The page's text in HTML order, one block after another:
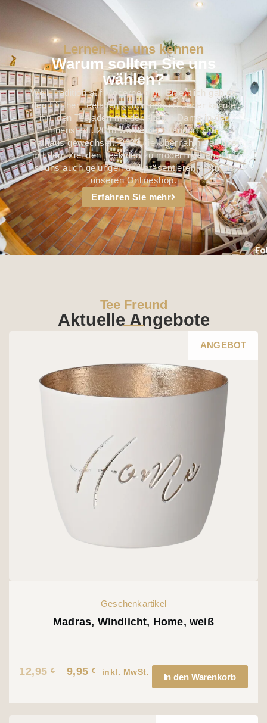
Lernen Sie uns kennen
Warum sollten Sie uns
wählen?
Weil Tradition auf Moderne trifft! Eigentlich gab es
den Fürther Teeladen schon immer! Jeder kannte
ihn, den Teeladen mit der älteren Dame in der
Innenstadt. 2018 wurde der Standort zum
Rathaus gewechselt. 2023 die Übernahme an uns
mit dem Ziel den Teeladen zu modernisieren. Die
ist uns auch gelungen und präsentieren erstmals
unseren Onlineshop.
Erfahren Sie mehr
Tee Freund
Aktuelle Angebote
ANGEBOT
Geschenkartikel
Madras, Windlicht, Home, weiß
12,95€
Ursprünglicher
war:
9,95€Aktueller
ist:
inkl. MwSt.
In den Warenkorb